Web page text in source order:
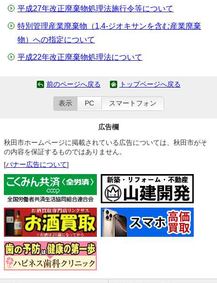
平成27年改正廃棄物処理法施行令等について
特別管理産業廃棄物（1,4-ジオキサンを含む産業廃棄
物）への指定について
平成22年改正廃棄物処理法について
前のページへ戻る トップページへ戻る
表示 PC スマートフォン
広告欄
秋田市ホームページに掲載されている広告については、秋田市がそ
の内容を保証するものではありません。
[バナー広告について]